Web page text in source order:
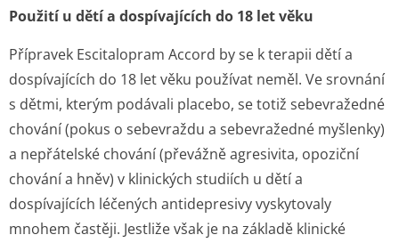
Použití u dětí a dospívajících do 18 let věku
Přípravek Escitalopram Accord by se k terapii dětí a
dospívajících do 18 let věku používat neměl. Ve srovnání
s dětmi, kterým podávali placebo, se totiž sebevražedné
chování (pokus o sebevraždu a sebevražedné myšlenky)
a nepřátelské chování (převážně agresivita, opoziční
chování a hněv) v klinických studiích u dětí a
dospívajících léčených antidepresivy vyskytovaly
mnohem častěji. Jestliže však je na základě klinické